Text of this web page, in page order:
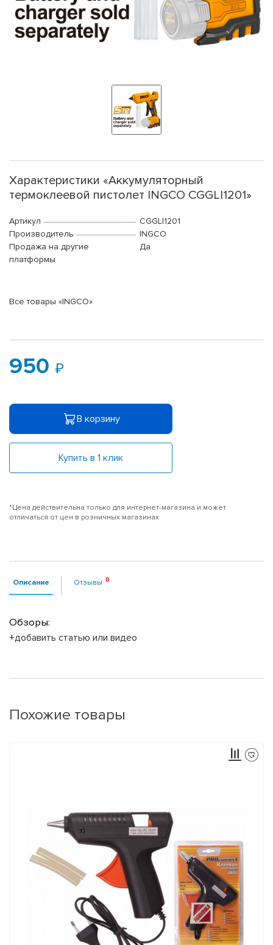
Характеристики «Аккумуляторный
термоклеевой пистолет INGCO CGGLI1201»
Артикул
CGGLI1201
Производитель
INGCO
Продажа на другие
платформы
Да
Все товары «INGCO»
950
В корзину
Купить в 1 клик
*Цена действительна только для интернет-магазина и может
отличаться от цен в розничных магазинах
Описание Отзывы
Обзоры:
+добавить статью или видео
Похожие товары